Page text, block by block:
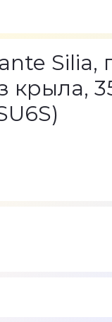
Silia,
крыла,